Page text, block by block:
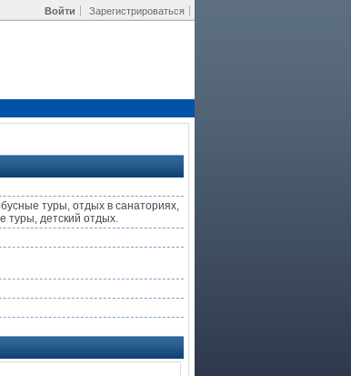
Войти Зарегистрироваться
туры, отдых в санаториях,
туры, детский отдых.